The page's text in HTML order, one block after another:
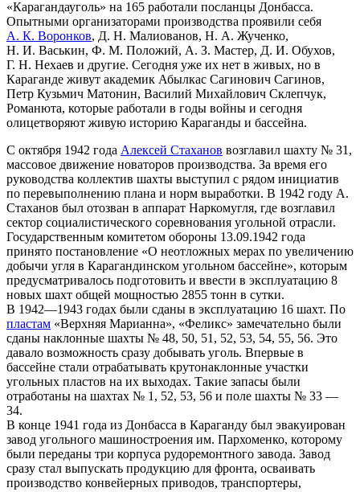
«Карагандауголь» на 165 работали посланцы Донбасса.
Опытными организаторами производства проявили себя
А. К. Воронков, Д. Н. Малиованов, Н. А. Жученко,
Н. И. Васькин, Ф. М. Положий, А. З. Мастер, Д. И. Обухов,
Г. Н. Нехаев и другие. Сегодня уже их нет в живых, но в
Караганде живут академик Абылкас Сагинович Сагинов,
Петр Кузьмич Матонин, Василий Михайлович Склепчук,
Романюта, которые работали в годы войны и сегодня
олицетворяют живую историю Караганды и бассейна.
С октября 1942 года Алексей Стаханов возглавил шахту № 31,
массовое движение новаторов производства. За время его
руководства коллектив шахты выступил с рядом инициатив
по перевыполнению плана и норм выработки. В 1942 году А.
Стаханов был отозван в аппарат Наркомугля, где возглавил
сектор социалистического соревнования угольной отрасли.
Государственным комитетом обороны 13.09.1942 года
принято постановление «О неотложных мерах по увеличению
добычи угля в Карагандинском угольном бассейне», которым
предусматривалось подготовить и ввести в эксплуатацию 8
новых шахт общей мощностью 2855 тонн в сутки.
В 1942—1943 годах были сданы в эксплуатацию 16 шахт. По
пластам «Верхняя Марианна», «Феликс» замечательно были
сданы наклонные шахты № 48, 50, 51, 52, 53, 54, 55, 56. Это
давало возможность сразу добывать уголь. Впервые в
бассейне стали отрабатывать крутонаклонные участки
угольных пластов на их выходах. Такие запасы были
отработаны на шахтах № 1, 52, 53, 56 и поле шахты № 33 —
34.
В конце 1941 года из Донбасса в Караганду был эвакуирован
завод угольного машиностроения им. Пархоменко, которому
были переданы три корпуса рудоремонтного завода. Завод
сразу стал выпускать продукцию для фронта, осваивать
производство конвейерных приводов, транспортеры,